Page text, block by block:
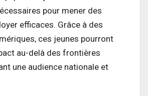
pour mener des
efficaces. Grâce à des
ces jeunes pourront
au-delà des frontières
une audience nationale et